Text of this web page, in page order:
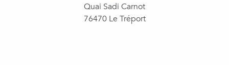
Quai Sadi Carnot
76470 Le Tréport